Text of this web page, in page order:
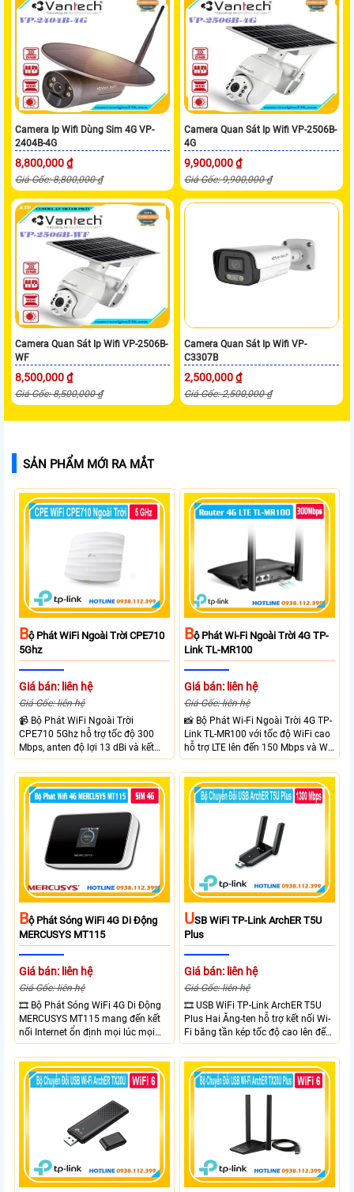
Camera Ip Wifi Dùng Sim 4G VP-
2404B-4G
8,800,000 ₫
Giá Gốc: 8,800,000 ₫
Camera Quan Sát Ip Wifi VP-2506B-
4G
9,900,000 ₫
Giá Gốc: 9,900,000 ₫
Camera Quan Sát Ip Wifi VP-2506B-
WF
8,500,000 ₫
Giá Gốc: 8,500,000 ₫
Camera Quan Sát Ip Wifi VP-
C3307B
2,500,000 ₫
Giá Gốc: 2,500,000 ₫
SẢN PHẨM MỚI RA MẮT
BỘ Phát WiFi Ngoài Trời CPE710
5Ghz
Giá bán: liên hệ
Giá Gốc: liên hệ
📹 Bộ Phát WiFi Ngoài Trời
CPE710 5Ghz hỗ trợ tốc độ 300
Mbps, anten độ lợi 13 dBi và kết
nối đường dài trên 10 km trong
điều kiện phù hợp. Trang bị cổng
Ethernet Shielded 10/100 Mbps, hỗ
trợ PoE Passive, MAXtream TDMA,
quản lý tập trung và phân tích
quang phổ. Chuẩn IPX5 giúp tăng
khả năng chống chịu thời tiết.
BỘ Phát Wi-Fi Ngoài Trời 4G TP-
Link TL-MR100
Giá bán: liên hệ
Giá Gốc: liên hệ
📸 Bộ Phát Wi-Fi Ngoài Trời 4G TP-
Link TL-MR100 với tốc độ WiFi cao
hỗ trợ LTE lên đến 150 Mbps và Wi-
Fi 2.4 GHz lên đến 300 Mbps với
thiết kế với vỏ chống chịu thời tiết
chuẩn IP65, chống sét ±6kV và
chống tĩnh điện ±15kV
BỘ Phát Sóng WiFi 4G Di Động
MERCUSYS MT115
Giá bán: liên hệ
Giá Gốc: liên hệ
🎞 Bộ Phát Sóng WiFi 4G Di Động
MERCUSYS MT115 mang đến kết
nối Internet ổn định mọi lúc mọi
nơi với tốc độ 4G LTE tải xuống lên
đến 150Mbps. Chuẩn WiFi 6
AX300, pin 2400mAh hoạt động
đến 10 giờ và khả năng kết nối
USB WiFi TP-Link ArchER T5U
Plus
Giá bán: liên hệ
Giá Gốc: liên hệ
🎞 USB WiFi TP-Link ArchER T5U
Plus Hai Ăng-ten hỗ trợ kết nối Wi-
Fi băng tần kép tốc độ cao lên đến
1300 Mbps. Hai ăng-ten ngoài kết
hợp công nghệ Beamforming giúp
tăng cường tín hiệu và vùng phủ
sóng. USB 3.0 cho tốc độ truyền dữ
và cài đặt dễ dàng không cần đĩa
tư